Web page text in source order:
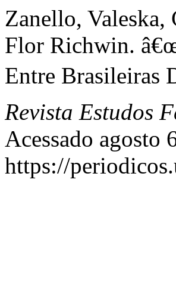
Zanello,
Flor Richwin.
Entre Brasileiras
Revista Estudos
Acessado agosto
https://